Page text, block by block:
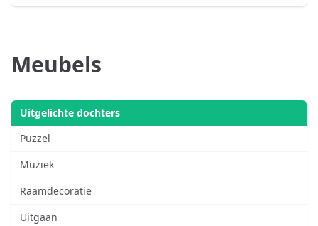
Meubels
Uitgelichte dochters
Puzzel
Muziek
Raamdecoratie
Uitgaan